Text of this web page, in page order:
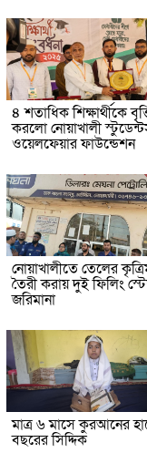
৪ শতাধিক শিক্ষার্থীকে
করলো নোয়াখালী
ওয়েলফেয়ার ফাউন্ডেশন
নোয়াখালীতে তেলের
তৈরী করায় দুই ফিলিং
জরিমানা
মাত্র ৬ মাসে কুরআনের
বছরের সিদ্দিক